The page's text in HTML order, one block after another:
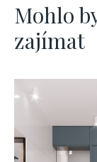
Mohlo
zajímat